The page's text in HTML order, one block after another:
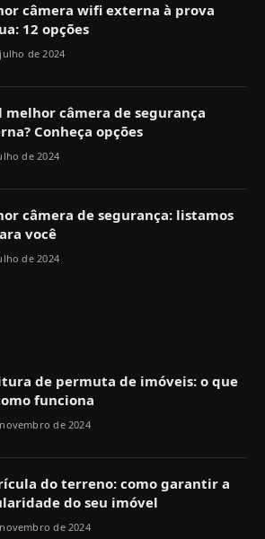
câmera wifi externa à prova
12 opções
de 2024
melhor câmera de segurança
Conheça opções
de 2024
câmera de segurança: listamos
você
de 2024
de permuta de imóveis: o que
funciona
de 2024
do terreno: como garantir a
do seu imóvel
de 2024